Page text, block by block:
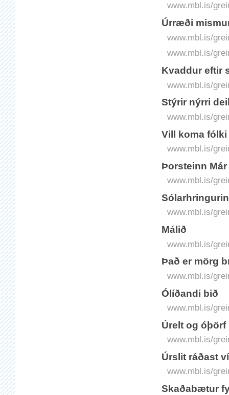
www.mbl.is/
Úrræði
www.mbl.is/
www.mbl.is/
Kvaddur eftir
www.mbl.is/
Stýrir nýrri
www.mbl.is/
Vill koma
www.mbl.is/
Þorsteinn
www.mbl.is/
www.mbl.is/
Málið
www.mbl.is/
Það er mörg
www.mbl.is/
Ólíðandi bið
www.mbl.is/
Úrelt og
www.mbl.is/
Úrslit ráðast
www.mbl.is/
Skaðabætur